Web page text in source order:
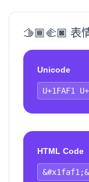
🫱🏾‍🫲🏿 表
Unicode
HTML Code